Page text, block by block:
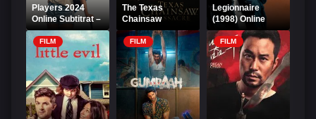
Players 2024
Online Subtitrat –
Filmul Jocul
atracției
The Texas
Chainsaw
Massacre 2003
Online Subtitrat
Legionnaire
(1998) Online
Subtitrat –
Legionarul
FILM FILM FILM